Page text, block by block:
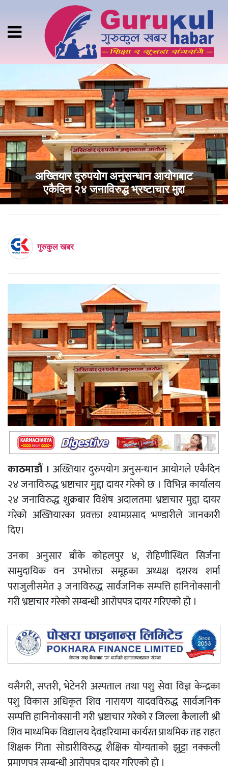
अख्तियार दुरुपयोग अनुसन्धान आयोगबाट
एकैदिन २४ जनाविरुद्ध भ्रष्टाचार मुद्दा
गुरुकुल खबर
काठमाडौं । अख्तियार दुरुपयोग अनुसन्धान आयोगले एकैदिन
२४ जनाविरुद्ध भ्रष्टाचार मुद्दा दायर गरेको छ । विभिन्न कार्यालय
२४ जनाविरुद्ध शुक्रबार विशेष अदालतमा भ्रष्टाचार मुद्दा दायर
गरेको अख्तियारका प्रवक्ता श्यामप्रसाद भण्डारीले जानकारी
दिए।
उनका अनुसार बाँके कोहलपुर ४, रोहिणीस्थित सिर्जना
सामुदायिक वन उपभोक्ता समूहका अध्यक्ष दशरथ शर्मा
पराजुलीसमेत ३ जनाविरुद्ध सार्वजनिक सम्पत्ति हानिनोक्सानी
गरी भ्रष्टाचार गरेको सम्बन्धी आरोपपत्र दायर गरिएको हो ।
यसैगरी, सप्तरी, भेटेनरी अस्पताल तथा पशु सेवा विज्ञ केन्द्रका
पशु विकास अधिकृत शिव नारायण यादवविरुद्ध सार्वजनिक
सम्पत्ति हानिनोक्सानी गरी भ्रष्टाचार गरेको र जिल्ला कैलाली श्री
शिव माध्यमिक विद्यालय देवहरियामा कार्यरत प्राथमिक तह राहत
शिक्षक गिता सोडारीविरुद्ध शैक्षिक योग्यताको झुट्टा नक्कली
प्रमाणपत्र सम्बन्धी आरोपपत्र दायर गरिएको हो ।